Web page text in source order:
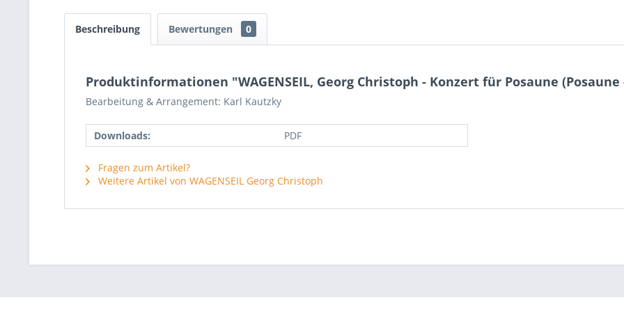
Beschreibung Bewertungen 0
Produktinformationen "WAGENSEIL, Georg Christoph - Konzert für Posaune
Bearbeitung & Arrangement: Karl Kautzky
Downloads: PDF
Fragen zum Artikel?
Weitere Artikel von WAGENSEIL Georg Christoph